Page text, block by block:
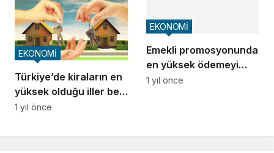
Türkiye’de kiraların en
yüksek olduğu iller belli
oldu!
EKONOMİ
1 yıl önce
Emekli promosyonunda
en yüksek ödemeyi
hangi banka yapıyor?
EKONOMİ
1 yıl önce